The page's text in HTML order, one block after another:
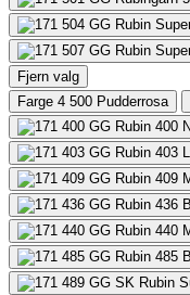
Fjern valg
Farge 4 500 Pudderrosa